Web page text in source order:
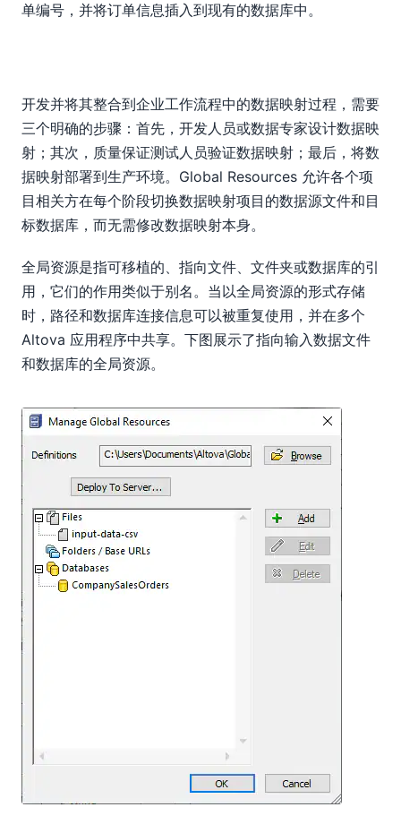
单编号，并将订单信息插入到现有的数据库中。
开发并将其整合到企业工作流程中的数据映射过程，需要
三个明确的步骤：首先，开发人员或数据专家设计数据映
射；其次，质量保证测试人员验证数据映射；最后，将数
据映射部署到生产环境。Global Resources 允许各个项
目相关方在每个阶段切换数据映射项目的数据源文件和目
标数据库，而无需修改数据映射本身。
全局资源是指可移植的、指向文件、文件夹或数据库的引
用，它们的作用类似于别名。当以全局资源的形式存储
时，路径和数据库连接信息可以被重复使用，并在多个
Altova 应用程序中共享。下图展示了指向输入数据文件
和数据库的全局资源。